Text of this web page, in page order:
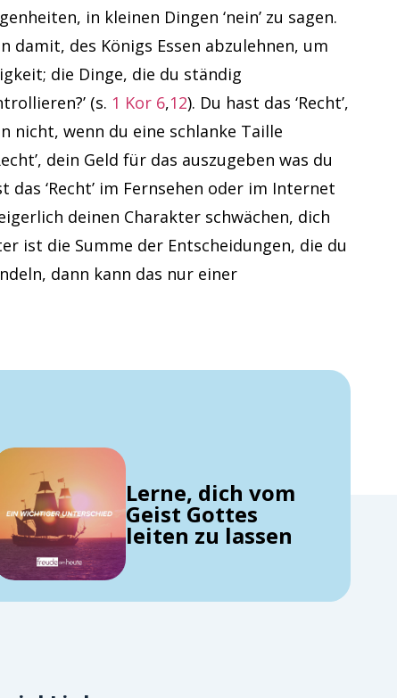
in kleinen Dingen ‘nein’ zu sagen.
des Königs Essen abzulehnen, um
die Dinge, die du ständig
(s. 1 Kor 6,12). Du hast das ‘Recht’,
nicht, wenn du eine schlanke Taille
dein Geld für das auszugeben was du
‘Recht’ im Fernsehen oder im Internet
deinen Charakter schwächen, dich
ist die Summe der Entscheidungen, die du
dann kann das nur einer
Lerne, dich vom
Geist Gottes
leiten zu lassen